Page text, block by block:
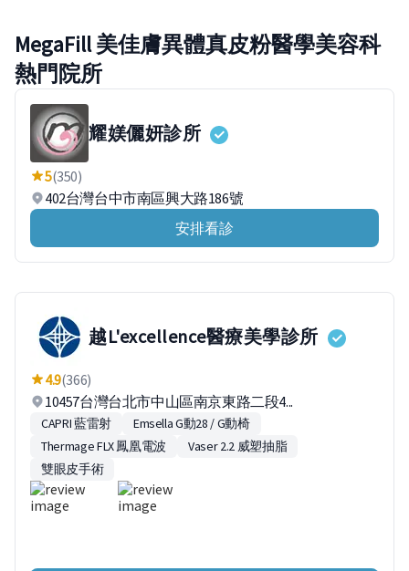
MegaFill 美佳膚異體真皮粉醫學美容科
熱門院所
耀媄儷妍診所
5(350)
402台灣台中市南區興大路186號
安排看診
越L'excellence醫療美學診所
4.9(366)
10457台灣台北市中山區南京東路二段4...
CAPRI 藍雷射
Emsella G動28 / G動椅
Thermage FLX 鳳凰電波
Vaser 2.2 威塑抽脂
雙眼皮手術